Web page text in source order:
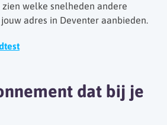
welke snelheden andere
adres in Deventer aanbieden.
dat bij je